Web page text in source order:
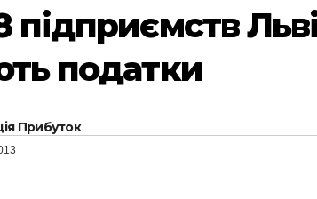
податки
Прибуток